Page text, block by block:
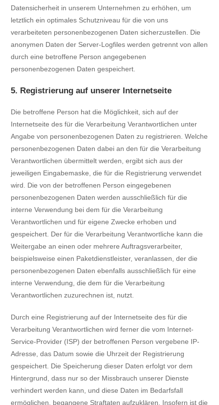
Datensicherheit in unserem Unternehmen zu erhöhen, um
letztlich ein optimales Schutzniveau für die von uns
verarbeiteten personenbezogenen Daten sicherzustellen. Die
anonymen Daten der Server-Logfiles werden getrennt von allen
durch eine betroffene Person angegebenen
personenbezogenen Daten gespeichert.
5. Registrierung auf unserer Internetseite
Die betroffene Person hat die Möglichkeit, sich auf der
Internetseite des für die Verarbeitung Verantwortlichen unter
Angabe von personenbezogenen Daten zu registrieren. Welche
personenbezogenen Daten dabei an den für die Verarbeitung
Verantwortlichen übermittelt werden, ergibt sich aus der
jeweiligen Eingabemaske, die für die Registrierung verwendet
wird. Die von der betroffenen Person eingegebenen
personenbezogenen Daten werden ausschließlich für die
interne Verwendung bei dem für die Verarbeitung
Verantwortlichen und für eigene Zwecke erhoben und
gespeichert. Der für die Verarbeitung Verantwortliche kann die
Weitergabe an einen oder mehrere Auftragsverarbeiter,
beispielsweise einen Paketdienstleister, veranlassen, der die
personenbezogenen Daten ebenfalls ausschließlich für eine
interne Verwendung, die dem für die Verarbeitung
Verantwortlichen zuzurechnen ist, nutzt.
Durch eine Registrierung auf der Internetseite des für die
Verarbeitung Verantwortlichen wird ferner die vom Internet-
Service-Provider (ISP) der betroffenen Person vergebene IP-
Adresse, das Datum sowie die Uhrzeit der Registrierung
gespeichert. Die Speicherung dieser Daten erfolgt vor dem
Hintergrund, dass nur so der Missbrauch unserer Dienste
verhindert werden kann, und diese Daten im Bedarfsfall
ermöglichen, begangene Straftaten aufzuklären. Insofern ist die